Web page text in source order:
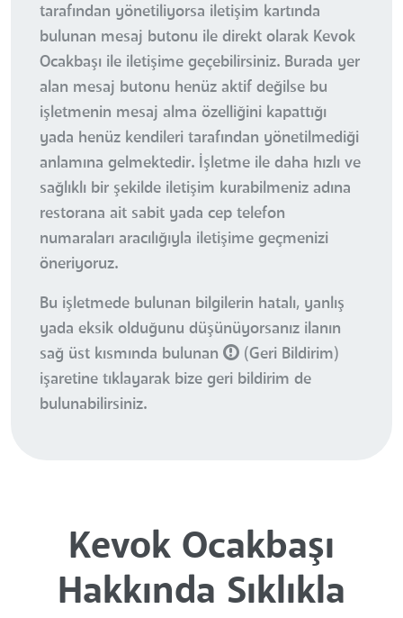
tarafından yönetiliyorsa iletişim kartında
bulunan mesaj butonu ile direkt olarak Kevok
Ocakbaşı ile iletişime geçebilirsiniz. Burada yer
alan mesaj butonu henüz aktif değilse bu
işletmenin mesaj alma özelliğini kapattığı
yada henüz kendileri tarafından yönetilmediği
anlamına gelmektedir. İşletme ile daha hızlı ve
sağlıklı bir şekilde iletişim kurabilmeniz adına
restorana ait sabit yada cep telefon
numaraları aracılığıyla iletişime geçmenizi
öneriyoruz.
Bu işletmede bulunan bilgilerin hatalı, yanlış
yada eksik olduğunu düşünüyorsanız ilanın
sağ üst kısmında bulunan
(Geri Bildirim)
işaretine tıklayarak bize geri bildirim de
bulunabilirsiniz.
Kevok Ocakbaşı
Hakkında Sıklıkla